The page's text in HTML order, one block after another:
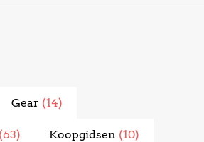
Gear (14)
(63) Koopgidsen (10)